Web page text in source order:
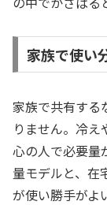
家族で使い
家族で共有する
りません。冷
心の人で必要量
量モデルと、在
が使い勝手がよ